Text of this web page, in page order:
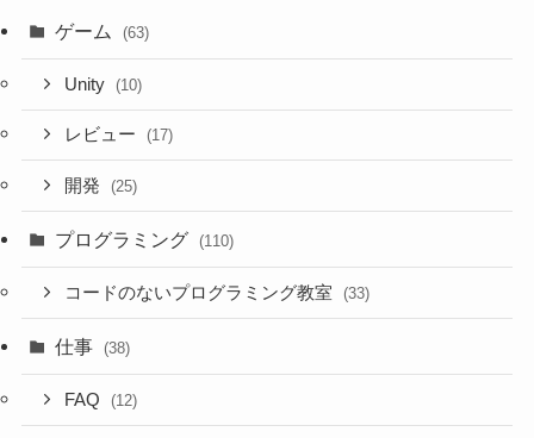
ゲーム (63)
Unity (10)
レビュー (17)
開発 (25)
プログラミング (110)
コードのないプログラミング教室 (33)
仕事 (38)
FAQ (12)